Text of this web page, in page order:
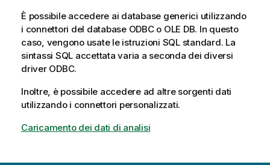
È possibile accedere ai database generici utilizzando
i connettori del database ODBCo OLE DB. In questo
caso, vengono usate le istruzioni SQLstandard. La
sintassi SQL accettata varia a seconda dei diversi
driver ODBC.
Inoltre, è possibile accedere ad altre sorgenti dati
utilizzando i connettori personalizzati.
Caricamento dei dati di analisi